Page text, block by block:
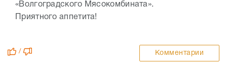
«Волгоградского Мясокомбината».
Приятного аппетита!
/ Комментарии